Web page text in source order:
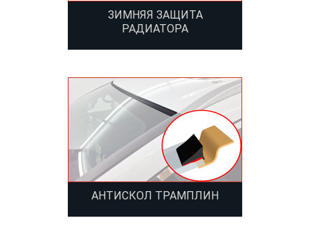
ЗИМНЯЯ ЗАЩИТА
РАДИАТОРА
АНТИСКОЛ ТРАМПЛИН